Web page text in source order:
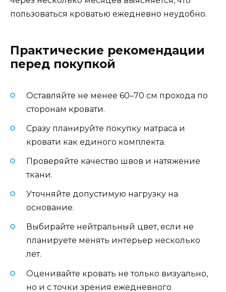
пользоваться кроватью ежедневно неудобно.
Практические рекомендации
перед покупкой
Оставляйте не менее 60–70 см прохода по
сторонам кровати.
Сразу планируйте покупку матраса и
кровати как единого комплекта.
Проверяйте качество швов и натяжение
ткани.
Уточняйте допустимую нагрузку на
основание.
Выбирайте нейтральный цвет, если не
планируете менять интерьер несколько
лет.
Оценивайте кровать не только визуально,
но и с точки зрения ежедневного